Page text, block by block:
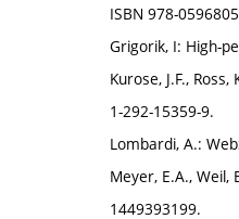
ISBN 978-
Grigorik, I: High-
Kurose, J.F.,
1-292-15359-9.
Lombardi, A.:
Meyer, E.A., Weil,
1449393199.